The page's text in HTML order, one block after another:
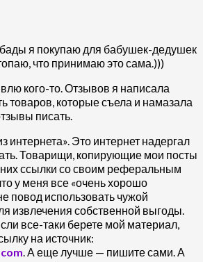
я покупаю для бабушек-дедушек
что принимаю это сама.)))
кого-то. Отзывов я написала
товаров, которые съела и намазала
писать.
интернета». Это интернет надергал
Товарищи, копирующие мои посты
ссылки со своим реферальным
у меня все «очень хорошо
повод использовать чужой
извлечения собственной выгоды.
все-таки берете мой материал,
на источник:
. А еще лучше — пишите сами. А